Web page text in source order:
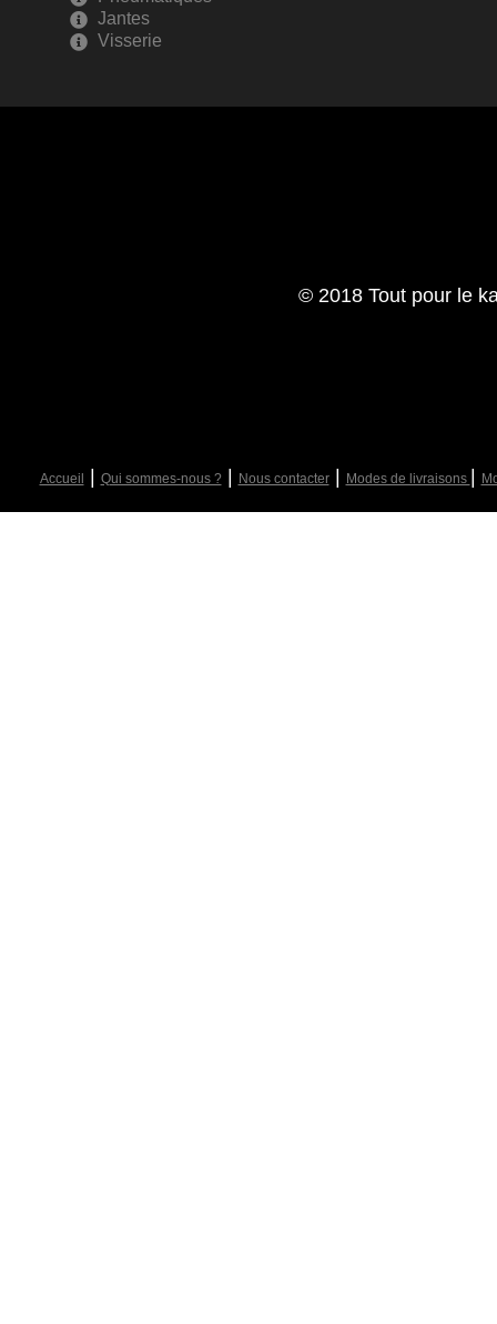
Jantes
Visserie
© 2018 Tout pour le
Accueil Qui sommes-nous ?| Nous contacter| Modes de livraisons